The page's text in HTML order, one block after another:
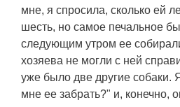
мне, я спросила, сколько ей
шесть, но самое печальное
следующим утром ее
хозяева не могли с ней
уже было две другие собаки.
мне ее забрать?" и, конечно,